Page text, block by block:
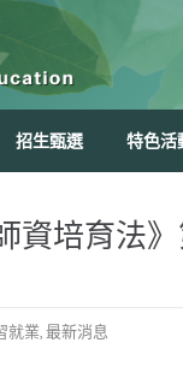
招生甄選 特色活
資培育法
就業,最新消息